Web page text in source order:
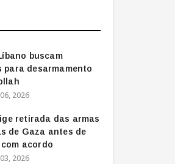
buscam
para desarmamento
2026
retirada das armas
de Gaza antes de
acordo
2026